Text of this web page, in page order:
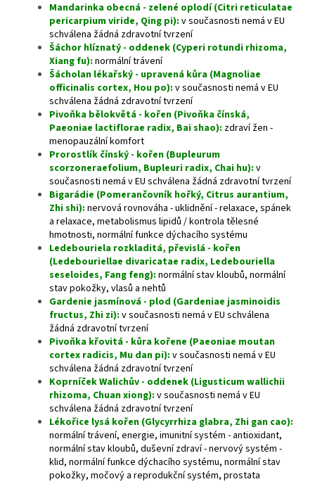
Mandarinka obecná - zelené oplodí (Citri reticulatae
pericarpium viride, Qing pi): v současnosti nemá v EU
schválena žádná zdravotní tvrzení
Šáchor hlíznatý - oddenek (Cyperi rotundi rhizoma,
Xiang fu): normální trávení
Šácholan lékařský - upravená kůra (Magnoliae
officinalis cortex, Hou po): v současnosti nemá v EU
schválena žádná zdravotní tvrzení
Pivoňka bělokvětá - kořen (Pivoňka čínská,
Paeoniae lactiflorae radix, Bai shao): zdraví žen -
menopauzální komfort
Prorostlík čínský - kořen (Bupleurum
scorzoneraefolium, Bupleuri radix, Chai hu): v
současnosti nemá v EU schválena žádná zdravotní tvrzení
Bigarádie (Pomerančovník hořký, Citrus aurantium,
Zhi shi): nervová rovnováha - uklidnění - relaxace, spánek
a relaxace, metabolismus lipidů / kontrola tělesné
hmotnosti, normální funkce dýchacího systému
Ledebouriela rozkladitá, převislá - kořen
(Ledebouriellae divaricatae radix, Ledebouriella
seseloides, Fang feng): normální stav kloubů, normální
stav pokožky, vlasů a nehtů
Gardenie jasmínová - plod (Gardeniae jasminoidis
fructus, Zhi zi): v současnosti nemá v EU schválena
žádná zdravotní tvrzení
Pivoňka křovitá - kůra kořene (Paeoniae moutan
cortex radicis, Mu dan pi): v současnosti nemá v EU
schválena žádná zdravotní tvrzení
Koprníček Walichův - oddenek (Ligusticum wallichii
rhizoma, Chuan xiong): v současnosti nemá v EU
schválena žádná zdravotní tvrzení
Lékořice lysá kořen (Glycyrrhiza glabra, Zhi gan cao):
normální trávení, energie, imunitní systém - antioxidant,
normální stav kloubů, duševní zdraví - nervový systém -
klid, normální funkce dýchacího systému, normální stav
pokožky, močový a reprodukční systém, prostata